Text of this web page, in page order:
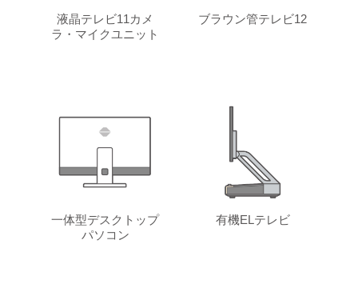
液晶テレビ11カメ
ラ・マイクユニット
ブラウン管テレビ12
一体型デスクトップ
パソコン
有機ELテレビ